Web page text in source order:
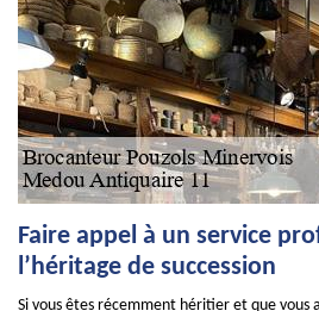
Faire appel à un service
l’héritage de succession
Si vous êtes récemment héritier et que vous